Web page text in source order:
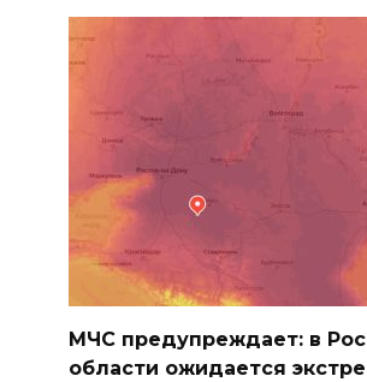
обновят теплосети
Вся акватория в цветах:
вблизи донской
распустились
06 августа 2026 20:56
Перспективы
МЧС предупреждает: в
области ожидается